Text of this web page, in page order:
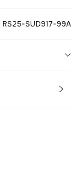
RS25-SUD917-99A